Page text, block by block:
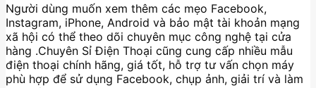
Người dùng muốn xem thêm các mẹo Facebook,
Instagram, iPhone, Android và bảo mật tài khoản mạng
xã hội có thể theo dõi chuyên mục công nghệ tại cửa
hàng .Chuyên Sỉ Điện Thoại cũng cung cấp nhiều mẫu
điện thoại chính hãng, giá tốt, hỗ trợ tư vấn chọn máy
phù hợp để sử dụng Facebook, chụp ảnh, giải trí và làm